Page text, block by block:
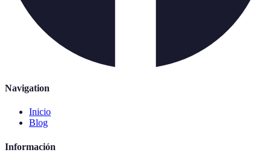
Navigation
Inicio
Blog
Información